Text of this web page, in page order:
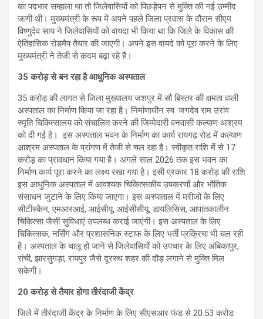
का पदभार सम्हाला था तो जिलेवासियों को पिछड़ेपन से मुक्ति की नई उम्मीद
जागी थी। मुख्यमंत्री के रूप में अपने पहले जिला प्रवास के दौरान सीएम
विष्णुदेव साय ने जिलेवासियों को वायदा भी किया था कि जिले के विकास की
ऐतिहासिक रोडमैप तैयार की जाएगी। अपने इस वायदे को पूरा करने के लिए
मुख्यमंत्री ने तेजी से कदम बढ़ा रहे है।
35 करोड़ से बन रहा है आधुनिक अस्पताल
35 करोड़ की लागत से जिला मुख्यालय जशपुर में सौ बिस्तर की क्षमता वाली
अस्पताल का निर्माण किया जा रहा है। निर्माणाधीन स्व. जगदेव राम उरांव
स्मृति चिकित्सालय को संचालित करने की जिम्मेदारी वनवासी कल्याण आश्रम
को दी गई है। इस अस्पताल भवन के निर्माण का कार्य रायगढ़ रोड में कल्याण
आश्रम अस्पताल के प्रांगण में तेजी से चल रहा है। स्वीकृत राशि मेें से 17
करोड़ का प्रावधान किया गया है। अगले साल 2026 तक इस भवन का
निर्माण कार्य पूरा करने का लक्ष्य रखा गया है। इसी प्रकार 18 करोड़ की राशि
इस आधुनिक अस्पताल में आवश्यक चिकित्सकीय उपकरणों और भौतिक
संसाधन जुटाने के लिए किया जाएगा। इस अस्पाताल में मरीजों के लिए
सीटीस्कैन, एमआरआई, आईसीयू, आईसीसीयू, डायलिसिस, आपातकालीन
चिकित्सा जैसी सुविधाएं उपलब्ध कराई जाएंगी। इस अस्पताल के लिए
चिकित्सक, नर्सिंग और प्रशासनिक स्टाफ के लिए भर्ती प्रक्रिया भी चल रही
है। अस्पताल के चालू हो जाने से जिलेवासियों को उपचार के लिए अंबिकापुर,
रांची, झारसुगड़ा, रायपुर जैसे दूरस्थ शहर की दौड़ लगाने से मुक्ति मिल
सकेगी।
20 करोड़ से तैयार होगा तीरंदाजी केंद्र
जिले में तीरंदाजी केंद्र के निर्माण के लिए सीएसआर फंड से 20.53 करोड़